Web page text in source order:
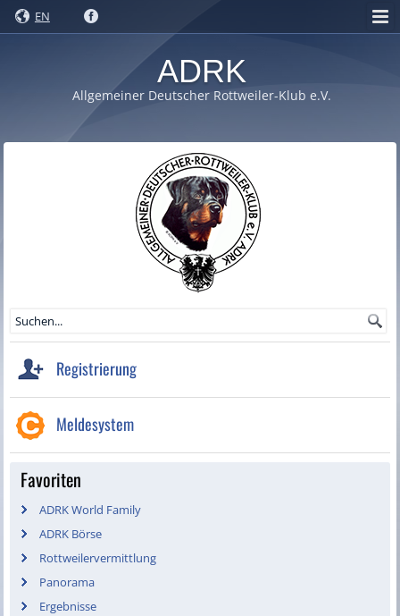
EN
ADRK
Allgemeiner Deutscher Rottweiler-Klub e.V.
Registrierung
Meldesystem
Favoriten
ADRK World Family
ADRK Börse
Rottweilervermittlung
Panorama
Ergebnisse